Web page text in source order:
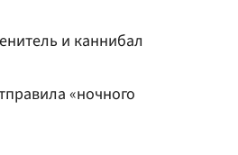
и каннибал
«ночного